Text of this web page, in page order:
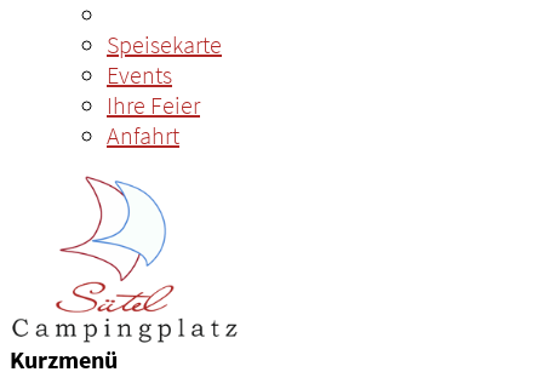
Speisekarte
Events
Ihre Feier
Anfahrt
Kurzmenü